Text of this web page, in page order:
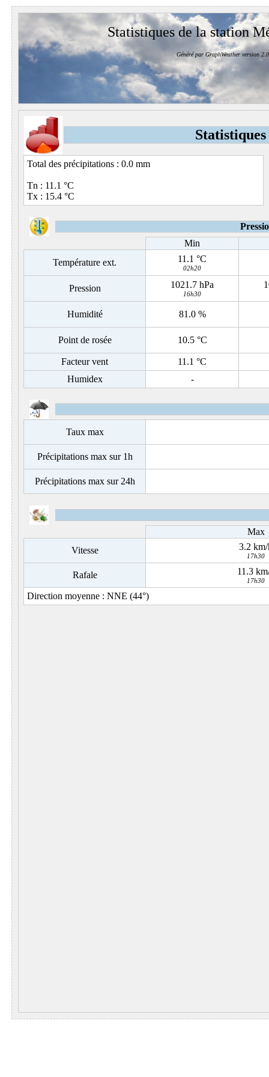
Statistiques de la station
Généré par GraphWeather version 2.0